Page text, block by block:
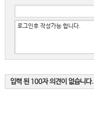
입력 된 100자 의견이 없습니다.